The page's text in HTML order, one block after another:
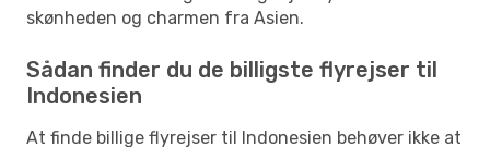
skønheden og charmen fra Asien.
Sådan finder du de billigste flyrejser til
Indonesien
At finde billige flyrejser til Indonesien behøver ikke at